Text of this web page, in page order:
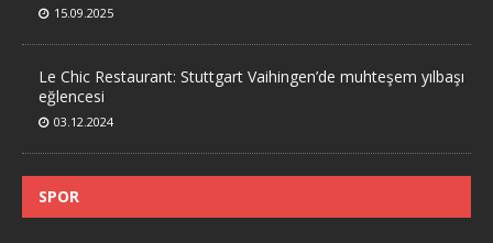
15.09.2025
Le Chic Restaurant: Stuttgart Vaihingen’de muhteşem yılbaşı
eğlencesi
03.12.2024
SPOR